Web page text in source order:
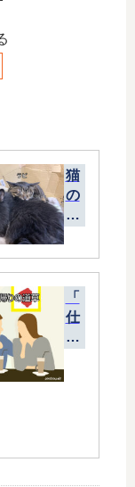
猫
の
ク
ち
ゃ
ん
、
歳
「
仕
事
」